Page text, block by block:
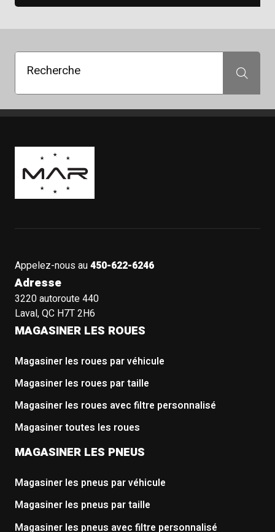
Recherche Recherche
Boutique Mags à Rabais
Appelez-nous au450-622-6246
Adresse
3220 autoroute 440
Laval, QC H7T 2H6
MAGASINER LES ROUES
Magasiner les roues par véhicule
Magasiner les roues par taille
Magasiner les roues avec filtre personnalisé
Magasiner toutes les roues
MAGASINER LES PNEUS
Magasiner les pneus par véhicule
Magasiner les pneus par taille
Magasiner les pneus avec filtre personnalisé